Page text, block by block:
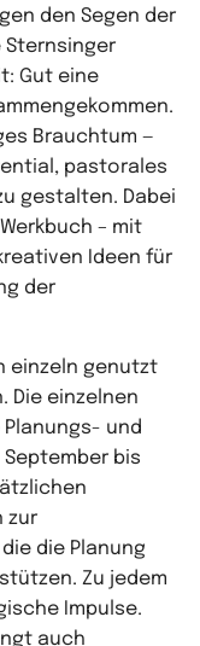
den Segen der
Sternsinger
Gut eine
Brauchtum —
pastorales
gestalten. Dabei
– mit
Ideen für
der
einzeln genutzt
Die einzelnen
und
bis
zur
die Planung
Zu jedem
Impulse.
auch